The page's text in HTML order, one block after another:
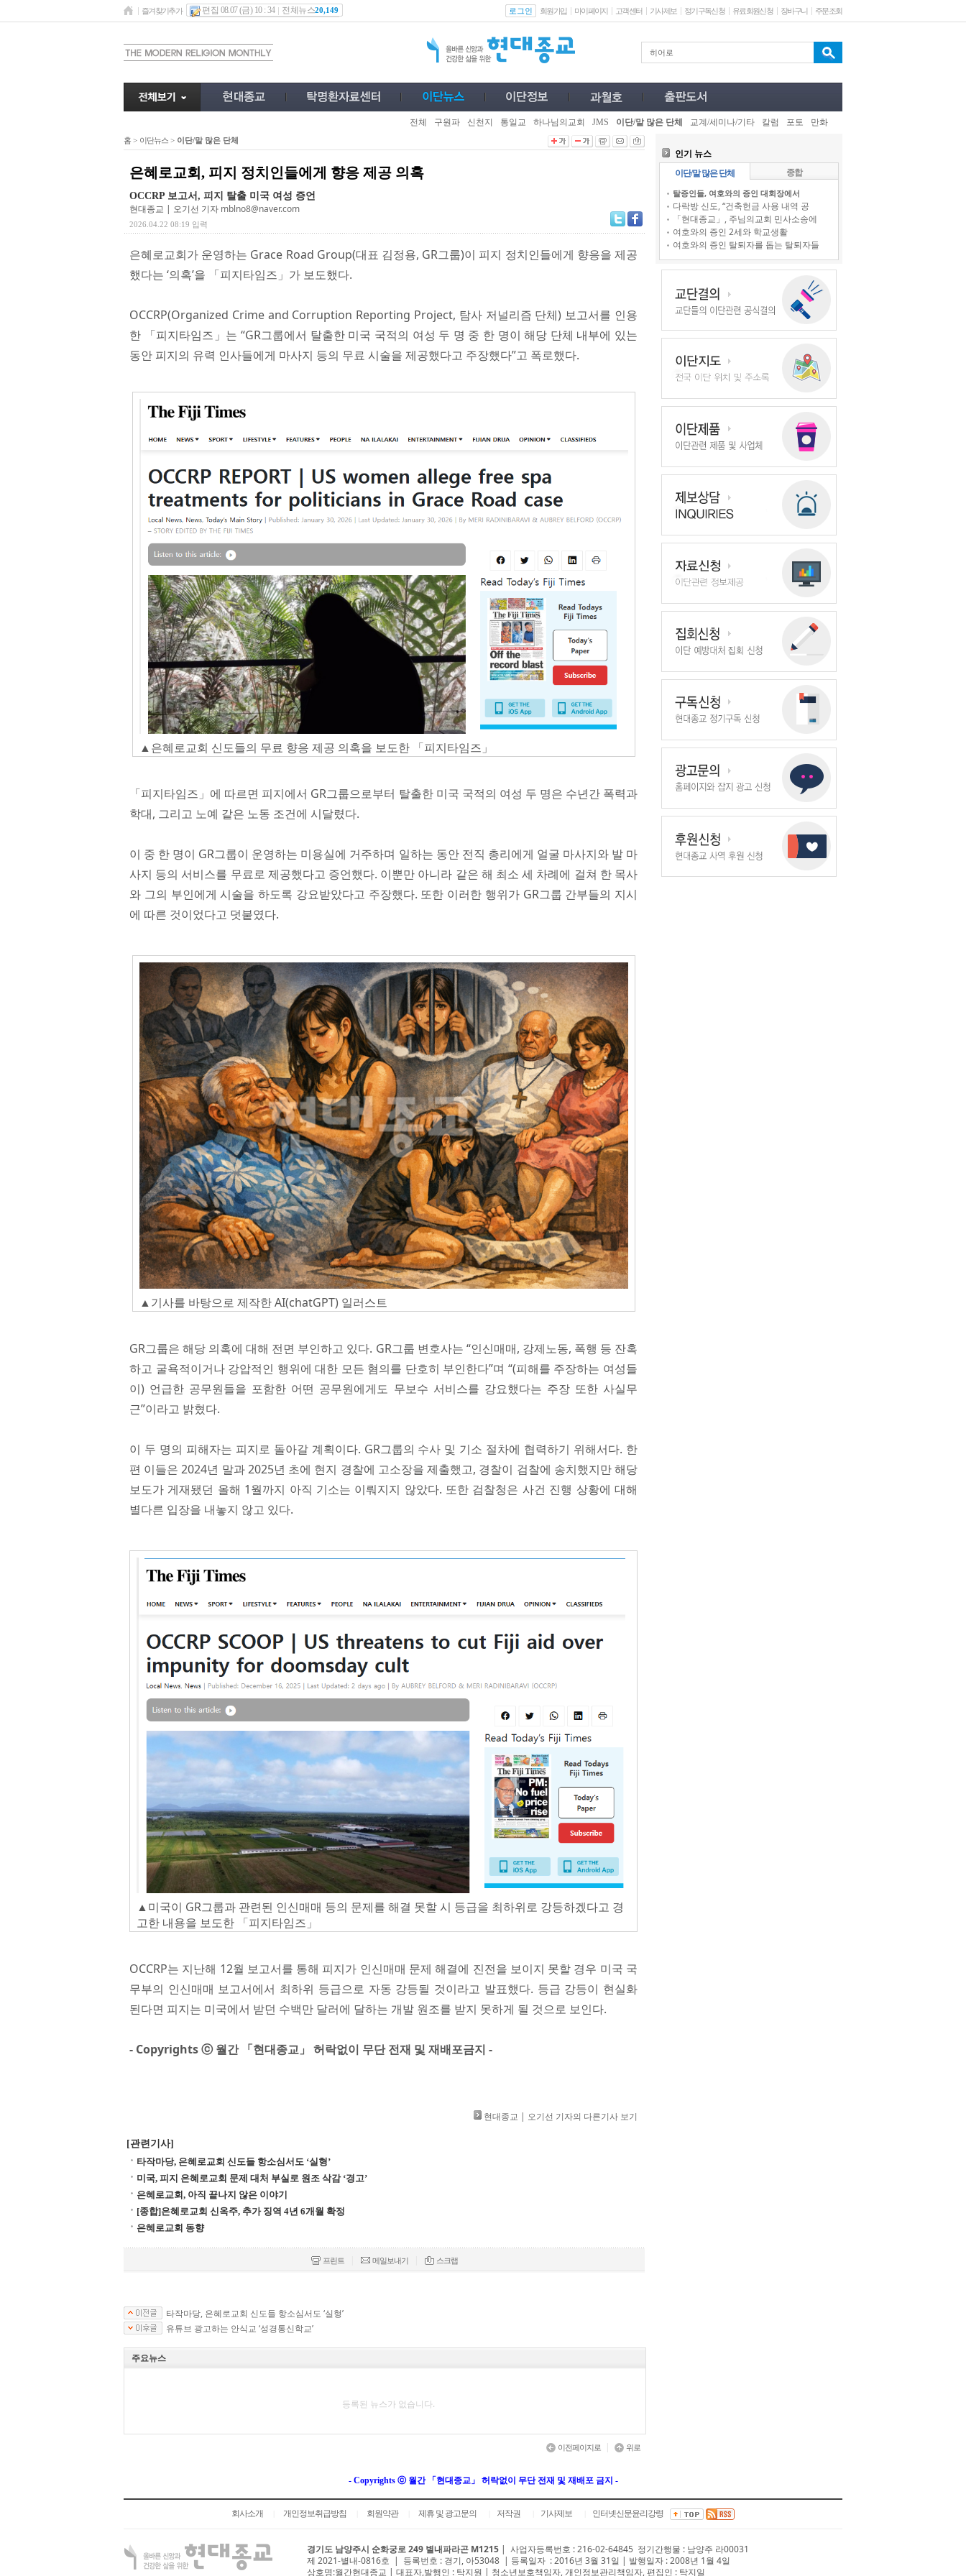
즐겨찾기추가 편집 08.07 (금) 10 : 34 전체뉴스20,149 로그인 회원가입 마이페이지 고객센터 기사제보 정기구독신청 유료회원신청 장바구니 주문조회
전체 구원파 신천지 통일교 하나님의교회 JMS 이단/말 많은 단체 교계/세미나/기타 칼럼 포토 만화
홈 > 이단뉴스 > 이단/말 많은 단체
은혜로교회, 피지 정치인들에게 향응 제공 의혹
OCCRP 보고서, 피지 탈출 미국 여성 증언
현대종교 | 오기선 기자 mblno8@naver.com
2026.04.22 08:19 입력
은혜로교회가 운영하는 Grace Road Group(대표 김정용, GR그룹)이 피지 정치인들에게 향응을 제공
했다는 ‘의혹’을 「피지타임즈」가 보도했다.
OCCRP(Organized Crime and Corruption Reporting Project, 탐사 저널리즘 단체) 보고서를 인용
한 「피지타임즈」는 “GR그룹에서 탈출한 미국 국적의 여성 두 명 중 한 명이 해당 단체 내부에 있는
동안 피지의 유력 인사들에게 마사지 등의 무료 시술을 제공했다고 주장했다”고 폭로했다.
▲은혜로교회 신도들의 무료 향응 제공 의혹을 보도한 「피지타임즈」
「피지타임즈」에 따르면 피지에서 GR그룹으로부터 탈출한 미국 국적의 여성 두 명은 수년간 폭력과
학대, 그리고 노예 같은 노동 조건에 시달렸다.
이 중 한 명이 GR그룹이 운영하는 미용실에 거주하며 일하는 동안 전직 총리에게 얼굴 마사지와 발 마
사지 등의 서비스를 무료로 제공했다고 증언했다. 이뿐만 아니라 같은 해 최소 세 차례에 걸쳐 한 목사
와 그의 부인에게 시술을 하도록 강요받았다고 주장했다. 또한 이러한 행위가 GR그룹 간부들의 지시
에 따른 것이었다고 덧붙였다.
▲기사를 바탕으로 제작한 AI(chatGPT) 일러스트
GR그룹은 해당 의혹에 대해 전면 부인하고 있다. GR그룹 변호사는 “인신매매, 강제노동, 폭행 등 잔혹
하고 굴욕적이거나 강압적인 행위에 대한 모든 혐의를 단호히 부인한다”며 “(피해를 주장하는 여성들
이) 언급한 공무원들을 포함한 어떤 공무원에게도 무보수 서비스를 강요했다는 주장 또한 사실무
근”이라고 밝혔다.
이 두 명의 피해자는 피지로 돌아갈 계획이다. GR그룹의 수사 및 기소 절차에 협력하기 위해서다. 한
편 이들은 2024년 말과 2025년 초에 현지 경찰에 고소장을 제출했고, 경찰이 검찰에 송치했지만 해당
보도가 게재됐던 올해 1월까지 아직 기소는 이뤄지지 않았다. 또한 검찰청은 사건 진행 상황에 대해
별다른 입장을 내놓지 않고 있다.
▲미국이 GR그룹과 관련된 인신매매 등의 문제를 해결 못할 시 등급을 최하위로 강등하겠다고 경
고한 내용을 보도한 「피지타임즈」
OCCRP는 지난해 12월 보고서를 통해 피지가 인신매매 문제 해결에 진전을 보이지 못할 경우 미국 국
무부의 인신매매 보고서에서 최하위 등급으로 자동 강등될 것이라고 발표했다. 등급 강등이 현실화
된다면 피지는 미국에서 받던 수백만 달러에 달하는 개발 원조를 받지 못하게 될 것으로 보인다.
- Copyrights ⓒ 월간 「현대종교」 허락없이 무단 전재 및 재배포금지 -
현대종교 | 오기선 기자의 다른기사 보기
[관련기사]
타작마당, 은혜로교회 신도들 항소심서도 ‘실형’
미국, 피지 은혜로교회 문제 대처 부실로 원조 삭감 ‘경고’
은혜로교회, 아직 끝나지 않은 이야기
[종합]은혜로교회 신옥주, 추가 징역 4년 6개월 확정
은혜로교회 동향
프린트 메일보내기 스크랩
타작마당, 은혜로교회 신도들 항소심서도 ‘실형’
유튜브 광고하는 안식교 ‘성경통신학교’
주요뉴스
등록된 뉴스가 없습니다.
이전페이지로 | 위로
인기 뉴스
이단/말 많은 단체
종합
탈증인들, 여호와의 증인 대회장에서
다락방 신도, “건축헌금 사용 내역 공
「현대종교」, 주님의교회 민사소송에
여호와의 증인 2세와 학교생활
여호와의 증인 탈퇴자를 돕는 탈퇴자들
- Copyrights ⓒ 월간 「현대종교」 허락없이 무단 전재 및 재배포 금지 -
회사소개 개인정보취급방침 회원약관 제휴 및 광고문의 저작권 기사제보 인터넷신문윤리강령
경기도 남양주시 순화궁로 249 별내파라곤 M1215 | 사업자등록번호 : 216-02-64845 정기간행물 : 남양주 라00031
제 2021-별내-0816호 | 등록번호 : 경기, 아53048 | 등록일자 : 2016년 3월 31일 | 발행일자 : 2008년 1월 4일
상호명:월간현대종교 | 대표자,발행인 : 탁지원 | 청소년보호책임자, 개인정보관리책임자, 편집인 : 탁지일